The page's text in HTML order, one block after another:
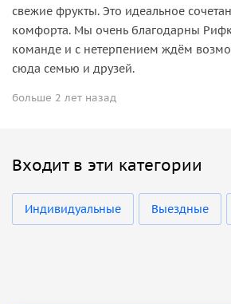
свежие фрукты. Это идеальное
комфорта. Мы очень благодарны
команде и с нетерпением ждём
сюда семью и друзей.
больше 2 лет назад
Входит в эти категории
Индивидуальные Выездные